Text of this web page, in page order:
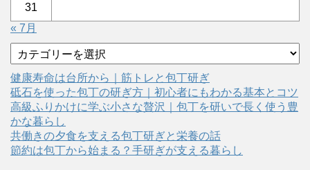
31
« 7月
テ
ゴ
リ
ー
健康寿命は台所から｜筋トレと包丁研ぎ
砥石を使った包丁の研ぎ方｜初心者にもわかる基本とコツ
高級ふりかけに学ぶ小さな贅沢｜包丁を研いで長く使う豊
かな暮らし
共働きの夕食を支える包丁研ぎと栄養の話
節約は包丁から始まる？手研ぎが支える暮らし